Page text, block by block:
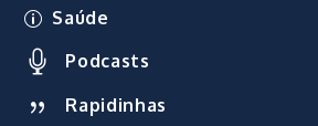
Saúde
Podcasts
Rapidinhas